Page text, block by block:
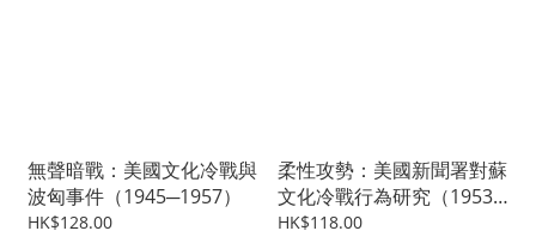
無聲暗戰：美國文化冷戰與
波匈事件（1945─1957）
HK$128.00
柔性攻勢：美國新聞署對蘇
文化冷戰行為研究（1953
—1961）
HK$118.00